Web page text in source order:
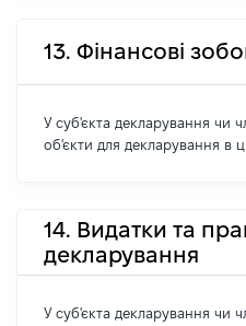
13. Фінансові
У суб'єкта декларування чи
об'єкти для декларування в
14. Видатки та
декларування
У суб'єкта декларування чи